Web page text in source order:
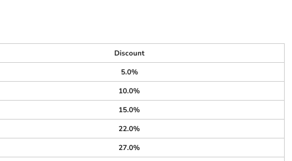
Discount
5.0%
10.0%
15.0%
22.0%
27.0%